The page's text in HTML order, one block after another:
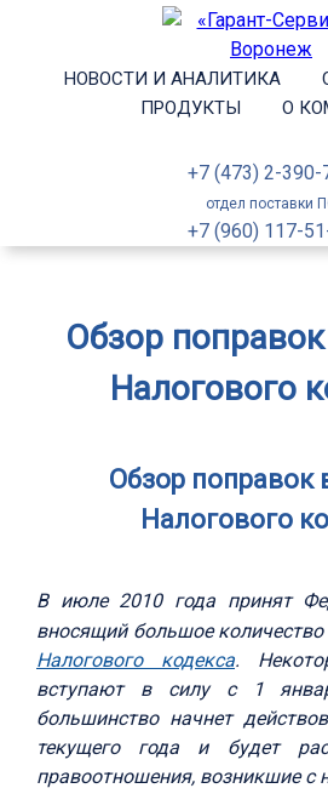
НОВОСТИ И АНАЛИТИКА
ПРОДУКТЫ
О
+7 (473) 2-390-
отдел поставки
+7 (960) 117-
Обзор поправок
Налогового
Обзор поправок
Налогового
В июле 2010 года принят
вносящий большое
Налогового кодекса.
вступают в силу с 1
большинство начнет
текущего года и будет
правоотношения, возникшие с